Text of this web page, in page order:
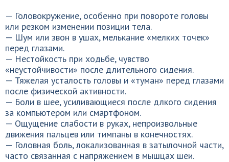
— Головокружение, особенно при повороте головы
или резком изменении позиции тела.
— Шум или звон в ушах, мелькание «мелких точек»
перед глазами.
— Нестойкость при ходьбе, чувство
«неустойчивости» после длительного сидения.
— Тяжелая усталость головы и «туман» перед глазами
после физической активности.
— Боли в шее, усиливающиеся после длкого сидения
за компьютером или смартфоном.
— Ощущение слабости в руках, непроизвольные
движения пальцев или тимпаны в конечностях.
— Головная боль, локализованная в затылочной части,
часто связанная с напряжением в мышцах шеи.